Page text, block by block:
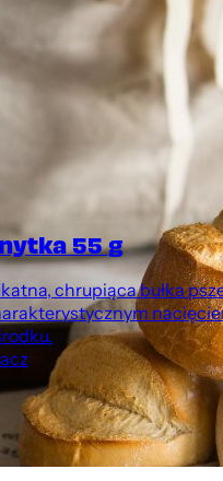
55 g
chrupiąca bułka